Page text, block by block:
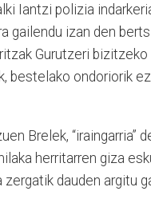
Iantzi polizia
gailendu izan den
Gurutzeri
bestelako ondoriorik
Brelek, “iraingarria”
herritarren giza
dauden argitu